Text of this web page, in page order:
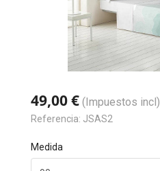
49,00 € (Impuestos incl)
Referencia: JSAS2
Medida